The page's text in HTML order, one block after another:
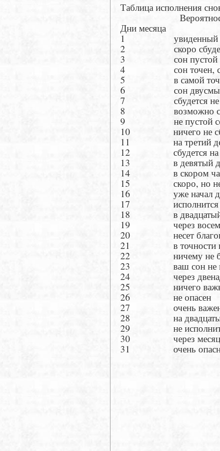
Таблица исполнения
Вероятность
Дни месяца
1 увиденный сон
2 скоро
3 сон пустой
4 сон точен,
5 в самой
6 сон
7 сбудется не
8 возможно
9 не пустой
10 ничего не
11 на третий день
12 сбудется на
13 в девятый день
14 в скором часу
15 скоро, но не
16 уже начал
17 исполнится
18 в двадцатый
19 через восемь
20 несет
21 в точности
22 ничему не
23 ваш сон не
24 через
25 ничего
26 не опасен
27 очень
28 на двадцатый
29 не
30 через месяц
31 очень